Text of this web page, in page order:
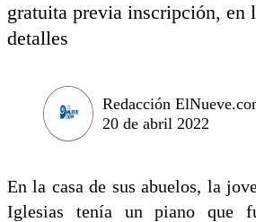
gratuita previa inscripción, en
detalles
Redacción
20 de abril 2022
En la casa de sus abuelos, la
Iglesias tenía un piano que